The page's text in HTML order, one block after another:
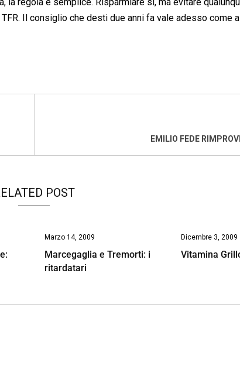
Il consiglio che desti due anni fa vale adesso come
EMILIO FEDE
POST
Marzo 14, 2009
Marcegaglia e Tremorti: i
ritardatari
Dicembre 3, 2009
Vitamina